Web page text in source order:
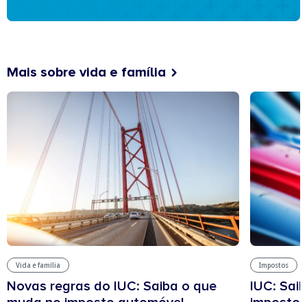
Mais sobre vida e família
Vida e família
Novas regras do IUC: Saiba o que
Impostos
IUC: